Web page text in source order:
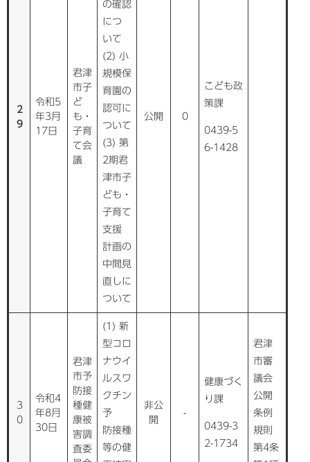
2
9
令和5
年3月
17日
君津
市子
ど
も・
子育
て会
議
の確認
につ
いて
(2) 小
規模保
育園の
認可に
ついて
(3) 第
2期君
津市子
ども・
子育て
支援
計画の
中間見
直しに
ついて
公開 0
こども政
策課
0439-5
6-1428
3
0
令和4
年8月
30日
君津
市予
防接
種健
康被
害調
査委
(1) 新
型コロ
ナウイ
ルスワ
クチン
予
防接種
等の健
非公
開
-
健康づく
り課
0439-3
2-1734
君津
市審
議会
公開
条例
規則
第4条